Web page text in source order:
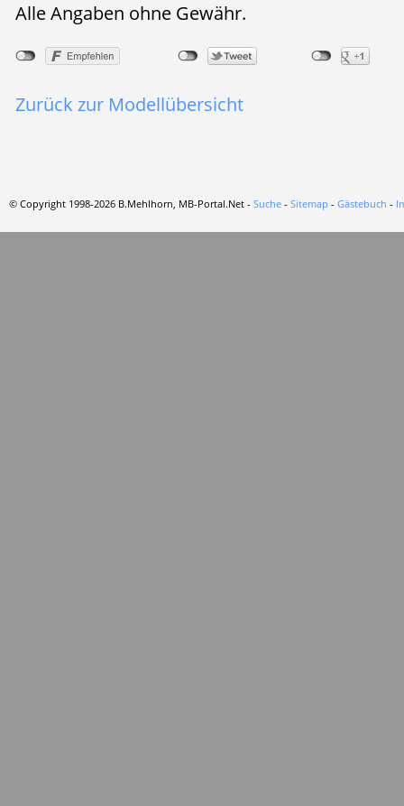
Alle Angaben ohne Gewähr.
Zurück zur Modellübersicht
© Copyright 1998-2026 B.Mehlhorn, MB-Portal.Net - Suche - Sitemap - Gästebuch -